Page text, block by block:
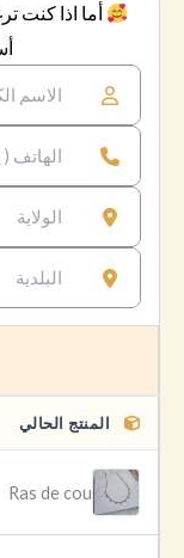
أما اذا كنت
المنتج الحالي
Ras de cou